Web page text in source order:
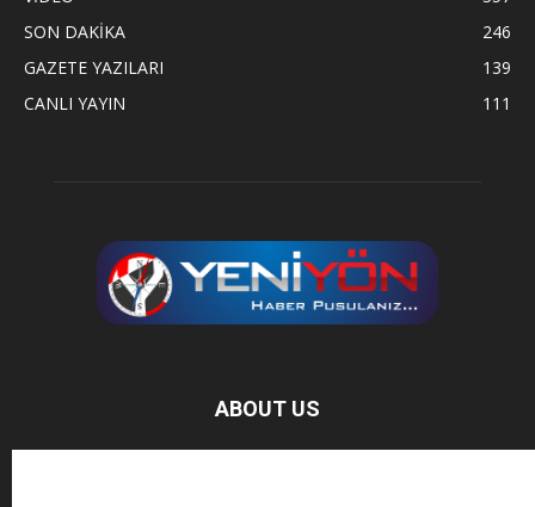
SON DAKİKA
246
GAZETE YAZILARI
139
CANLI YAYIN
111
ABOUT US